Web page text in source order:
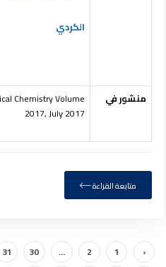
الكردي
منشور في
Chemistry Volume
2017, July 2017
متابعة القراءة
‹
1
2
...
30
31